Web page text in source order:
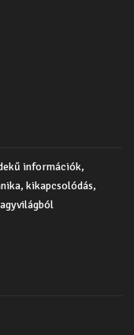
információk,
kikapcsolódás,